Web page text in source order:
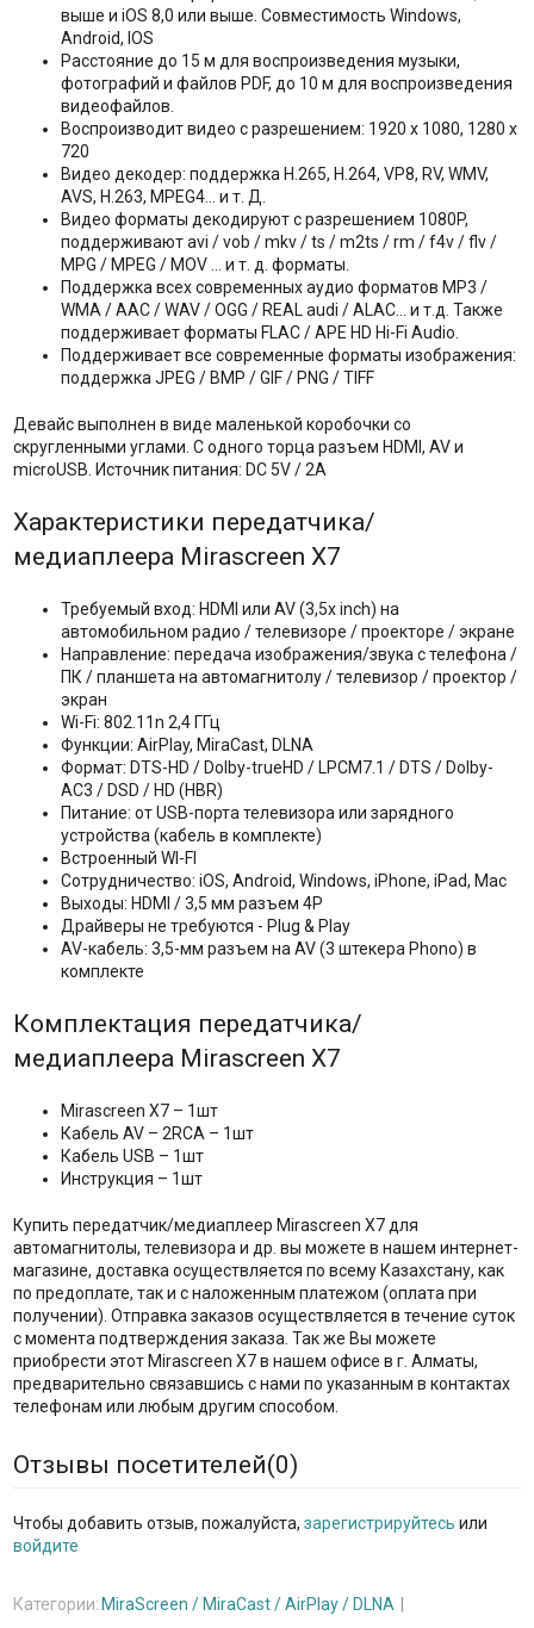
выше и iOS 8,0 или выше. Совместимость Windows,
Android, IOS
Расстояние до 15 м для воспроизведения музыки,
фотографий и файлов PDF, до 10 м для воспроизведения
видеофайлов.
Воспроизводит видео с разрешением: 1920 x 1080, 1280 x
720
Видео декодер: поддержка H.265, H.264, VP8, RV, WMV,
AVS, H.263, MPEG4… и т. Д.
Видео форматы декодируют с разрешением 1080P,
поддерживают avi / vob / mkv / ts / m2ts / rm / f4v / flv /
MPG / MPEG / MOV ... и т. д. форматы.
Поддержка всех современных аудио форматов MP3 /
WMA / AAC / WAV / OGG / REAL audi / ALAC… и т.д. Также
поддерживает форматы FLAC / APE HD Hi-Fi Audio.
Поддерживает все современные форматы изображения:
поддержка JPEG / BMP / GIF / PNG / TIFF
Девайс выполнен в виде маленькой коробочки со
скругленными углами. С одного торца разъем HDMI, AV и
microUSB. Источник питания: DC 5V / 2A
Характеристики передатчика/
медиаплеера Mirascreen X7
Требуемый вход: HDMI или AV (3,5x inch) на
автомобильном радио / телевизоре / проекторе / экране
Направление: передача изображения/звука с телефона /
ПК / планшета на автомагнитолу / телевизор / проектор /
экран
Wi-Fi: 802.11n 2,4 ГГц
Функции: AirPlay, MiraCast, DLNA
Формат: DTS-HD / Dolby-trueHD / LPCM7.1 / DTS / Dolby-
AC3 / DSD / HD (HBR)
Питание: от USB-порта телевизора или зарядного
устройства (кабель в комплекте)
Встроенный WI-FI
Сотрудничество: iOS, Android, Windows, iPhone, iPad, Mac
Выходы: HDMI / 3,5 мм разъем 4P
Драйверы не требуются - Plug & Play
AV-кабель: 3,5-мм разъем на AV (3 штекера Phono) в
комплекте
Комплектация передатчика/
медиаплеера Mirascreen X7
Mirascreen X7 – 1шт
Кабель AV – 2RCA – 1шт
Кабель USB – 1шт
Инструкция – 1шт
Купить передатчик/медиаплеер Mirascreen X7 для
автомагнитолы, телевизора и др. вы можете в нашем интернет-
магазине, доставка осуществляется по всему Казахстану, как
по предоплате, так и с наложенным платежом (оплата при
получении). Отправка заказов осуществляется в течение суток
с момента подтверждения заказа. Так же Вы можете
приобрести этот Mirascreen X7 в нашем офисе в г. Алматы,
предварительно связавшись с нами по указанным в контактах
телефонам или любым другим способом.
Отзывы посетителей(0)
Чтобы добавить отзыв, пожалуйста, зарегистрируйтесь или
войдите
Категории: MiraScreen / MiraCast / AirPlay / DLNA